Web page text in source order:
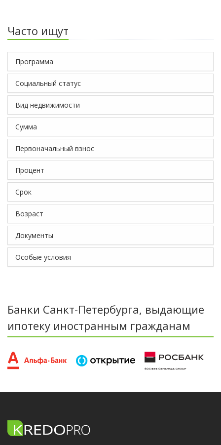
Часто ищут
Программа
Социальный статус
Вид недвижимости
Сумма
Первоначальный взнос
Процент
Срок
Возраст
Документы
Особые условия
Банки Санкт-Петербурга, выдающие
ипотеку иностранным гражданам